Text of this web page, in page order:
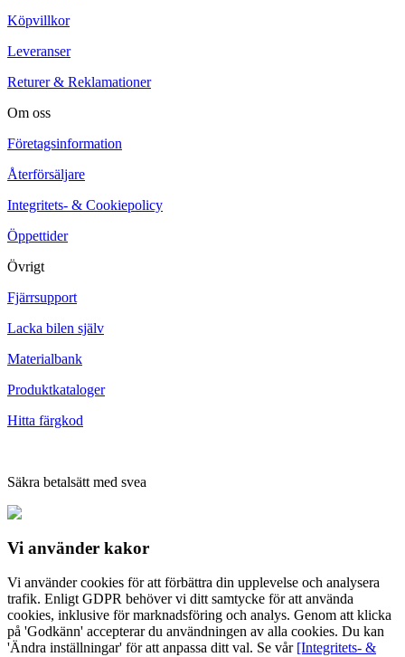
Köpvillkor
Leveranser
Returer & Reklamationer
Om oss
Företagsinformation
Återförsäljare
Integritets- & Cookiepolicy
Öppettider
Övrigt
Fjärrsupport
Lacka bilen själv
Materialbank
Produktkataloger
Hitta färgkod
Säkra betalsätt med svea
Vi använder kakor
Vi använder cookies för att förbättra din upplevelse och analysera
trafik. Enligt GDPR behöver vi ditt samtycke för att använda
cookies, inklusive för marknadsföring och analys. Genom att klicka
på 'Godkänn' accepterar du användningen av alla cookies. Du kan
'Ändra inställningar' för att anpassa ditt val. Se vår [Integritets- &